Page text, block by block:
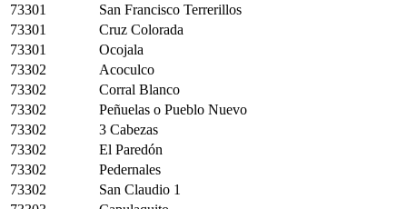
73301
San Francisco Terrerillos
73301
Cruz Colorada
73301
Ocojala
73302
Acoculco
73302
Corral Blanco
73302
Peñuelas o Pueblo Nuevo
73302
3 Cabezas
73302
El Paredón
73302
Pedernales
73302
San Claudio 1